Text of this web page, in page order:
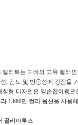
리트는 디바의 고유 컬러
, 감도 및 반응성에 강점을
형 디자인은 양손잡이용
1,680만 컬러 옵션을 사용
골리아투스